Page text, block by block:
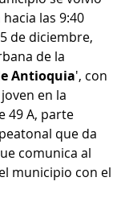
las 9:40
de diciembre,
de la
Antioquia', con
en la
49 A, parte
que da
comunica al
municipio con el